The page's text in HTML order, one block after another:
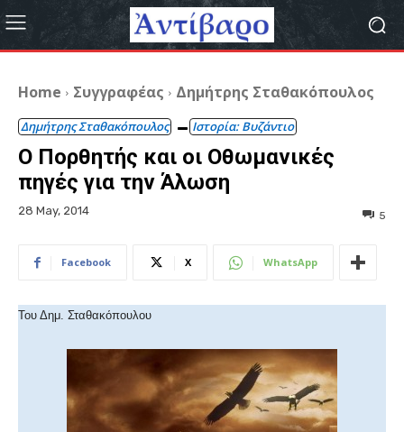
Home Συγγραφέας Δημήτρης Σταθακόπουλος
Δημήτρης Σταθακόπουλος Ιστορία: Βυζάντιο
Ο Πορθητής και οι Οθωμανικές
πηγές για την Άλωση
28 May, 2014 5
Facebook X WhatsApp
Του Δημ. Σταθακόπουλου